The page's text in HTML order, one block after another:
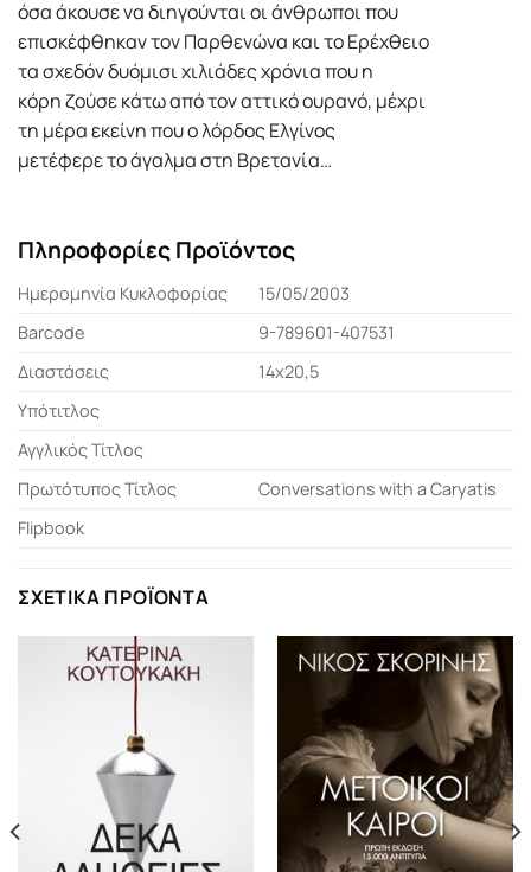
όσα άκουσε να διηγούνται οι άνθρωποι που
επισκέφθηκαν τον Παρθενώνα και το Ερέχθειο
τα σχεδόν δυόμισι χιλιάδες χρόνια που η
κόρη ζούσε κάτω από τον αττικό ουρανό, μέχρι
τη μέρα εκείνη που ο λόρδος Ελγίνος
μετέφερε το άγαλμα στη Βρετανία…
Πληροφορίες Προϊόντος
Ημερομηνία Κυκλοφορίας
15/05/2003
Barcode
9-789601-407531
Διαστάσεις
14x20,5
Υπότιτλος
Αγγλικός Τίτλος
Πρωτότυπος Τίτλος
Conversations with a Caryatis
Flipbook
ΣΧΕΤΙΚΆ ΠΡΟΪΌΝΤΑ